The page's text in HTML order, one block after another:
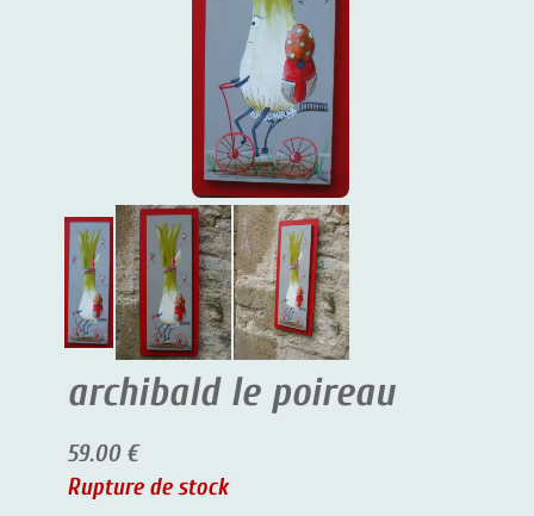
archibald le poireau
59.00 €
Rupture de stock